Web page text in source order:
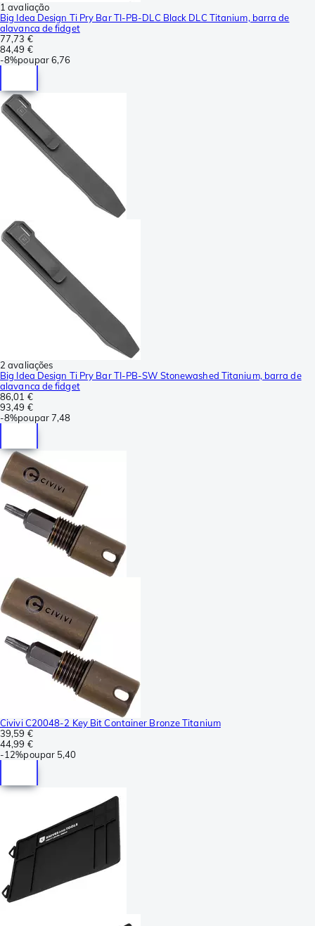
1 avaliação
Big Idea Design Ti Pry Bar TI-PB-DLC Black DLC Titanium, barra de
alavanca de fidget
77,73 €
84,49 €
-8%poupar6,76
2 avaliações
Big Idea Design Ti Pry Bar TI-PB-SW Stonewashed Titanium, barra de
alavanca de fidget
86,01 €
93,49 €
-8%poupar7,48
Civivi C20048-2 Key Bit Container Bronze Titanium
39,59 €
44,99 €
-12%poupar 5,40